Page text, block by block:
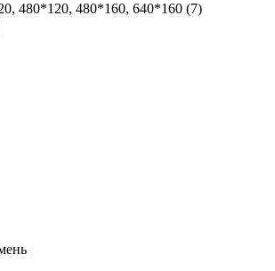
480*120, 480*160, 640*160 (7)